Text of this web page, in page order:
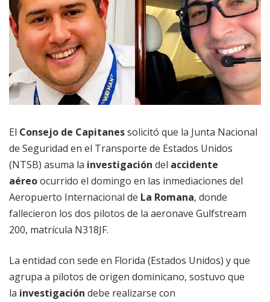
El Consejo de Capitanessolicitó que la Junta Nacional
de Seguridad en el Transporte de Estados Unidos
(NTSB) asuma la investigación del accidente
aéreoocurrido el domingo en las inmediaciones del
Aeropuerto Internacional de La Romana, donde
fallecieron los dos pilotos de la aeronave Gulfstream
200, matrícula N318JF.
La entidad con sede en Florida (Estados Unidos) y que
agrupa a pilotos de origen dominicano, sostuvo que
la investigación debe realizarse con